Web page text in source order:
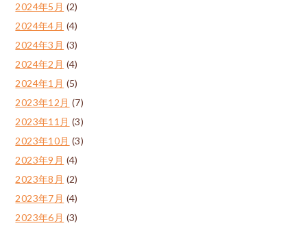
2024年5月 (2)
2024年4月 (4)
2024年3月 (3)
2024年2月 (4)
2024年1月 (5)
2023年12月 (7)
2023年11月 (3)
2023年10月 (3)
2023年9月 (4)
2023年8月 (2)
2023年7月 (4)
2023年6月 (3)